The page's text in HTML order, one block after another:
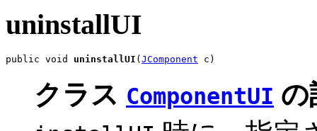
uninstallUI
public void uninstallUI ( JComponent c)
クラス ComponentUI の